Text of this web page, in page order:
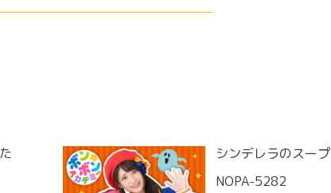
シンデレラのスープ
NOPA-5282